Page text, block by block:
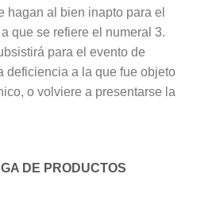
hagan al bien inapto para el
que se refiere el numeral 3.
para el evento de
deficiencia a la que fue objeto
o volviere a presentarse la
DE PRODUCTOS